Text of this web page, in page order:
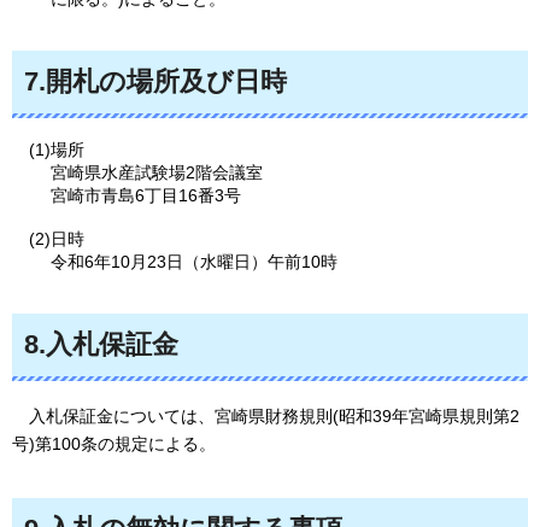
7.開札の場所及び日時
(1)場所
宮崎県水産試験場2階会議室
宮崎市青島6丁目16番3号
(2)日時
令和6年10月23日（水曜日）午前10時
8.入札保証金
入札保証金については、宮崎県財務規則(昭和39年宮崎県規則第2
号)第100条の規定による。